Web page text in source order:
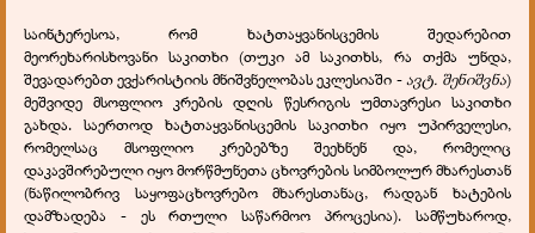
საინტერესოა, რომ ხატთაყვანისცემის შედარებით
მეორეხარისხოვანი საკითხი (თუკი ამ საკითხს, რა თქმა უნდა,
შევადარებთ ევქარისტიის მნიშვნელობას ეკლესიაში -ავტ. შენიშვნა)
მეშვიდე მსოფლიო კრების დღის წესრიგის უმთავრესი საკითხი
გახდა. საერთოდ ხატთაყვანისცემის საკითხი იყო უპირველესი,
რომელსაც მსოფლიო კრებებზე შეეხნენ და, რომელიც
დაკავშირებული იყო მორწმუნეთა ცხოვრების სიმბოლურ მხარესთან
(ნაწილობრივ საყოფაცხოვრებო მხარესთანაც, რადგან ხატების
დამზადება - ეს რთული საწარმოო პროცესია). სამწუხაროდ,